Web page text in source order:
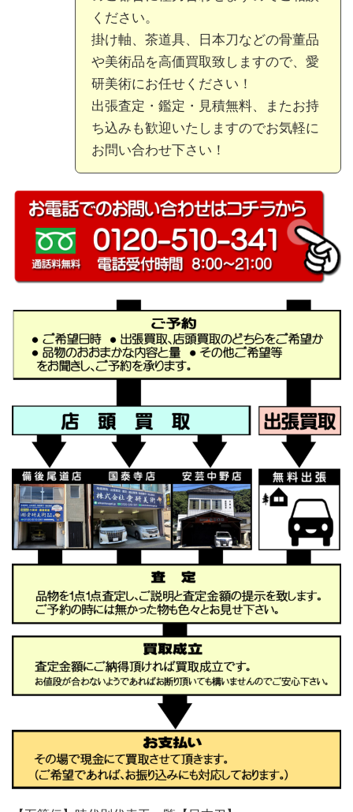
ください。
掛け軸、茶道具、日本刀などの骨董品
や美術品を高価買取致しますので、愛
研美術にお任せください！
出張査定・鑑定・見積無料、またお持
ち込みも歓迎いたしますのでお気軽に
お問い合わせ下さい！